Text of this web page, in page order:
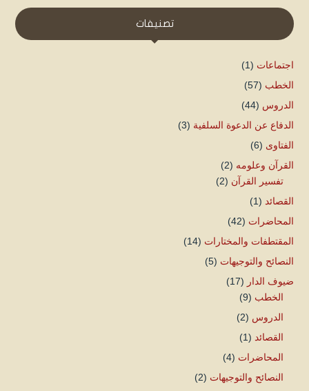
تصنيفات
اجتماعات (1)
الخطب (57)
الدروس (44)
الدفاع عن الدعوة السلفية (3)
الفتاوى (6)
القرآن وعلومه (2)
تفسير القرآن (2)
القصائد (1)
المحاضرات (42)
المقتطفات والمختارات (14)
النصائح والتوجيهات (5)
ضيوف الدار (17)
الخطب (9)
الدروس (2)
القصائد (1)
المحاضرات (4)
النصائح والتوجيهات (2)